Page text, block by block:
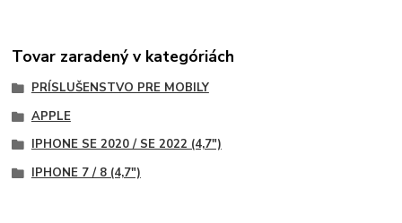
Tovar zaradený v kategóriách
PRÍSLUŠENSTVO PRE MOBILY
APPLE
IPHONE SE 2020 / SE 2022 (4,7")
IPHONE 7 / 8 (4,7")